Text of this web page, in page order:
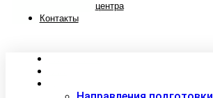
центра
Контакты